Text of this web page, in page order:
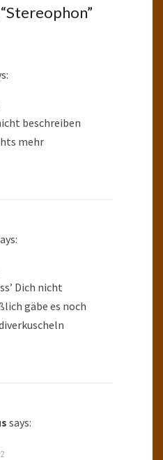
Stereophon”
beschreiben
mehr
Dich nicht
gäbe es noch
says: